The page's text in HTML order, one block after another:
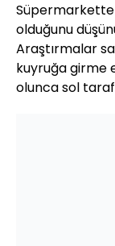
olduğunu
Araştırmalar
kuyruğa girme
olunca sol